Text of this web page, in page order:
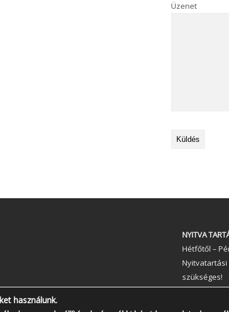
Üzenet
NYITVA
Hétfőtől –
szükséges!
használunk.